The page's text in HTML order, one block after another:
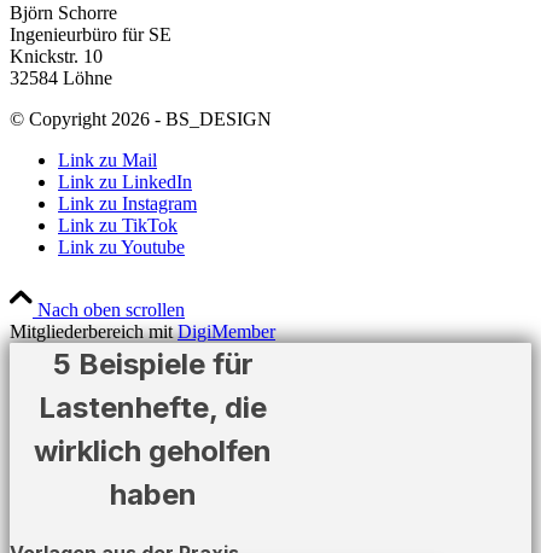
Björn Schorre
Ingenieurbüro für SE
Knickstr. 10
32584 Löhne
© Copyright 2026 - BS_DESIGN
Link zu Mail
Link zu LinkedIn
Link zu Instagram
Link zu TikTok
Link zu Youtube
Nach oben scrollen
Mitgliederbereich mitDigiMember
5 Beispiele für
Lastenhefte, die
wirklich geholfen
haben